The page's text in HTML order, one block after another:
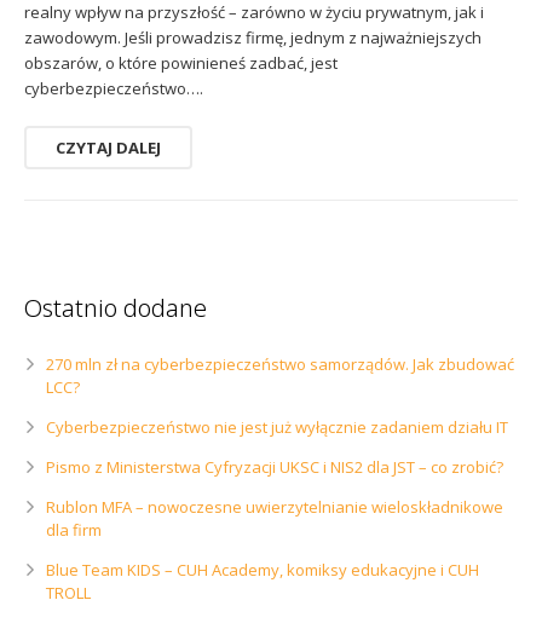
realny wpływ na przyszłość – zarówno w życiu prywatnym, jak i
zawodowym. Jeśli prowadzisz firmę, jednym z najważniejszych
obszarów, o które powinieneś zadbać, jest
cyberbezpieczeństwo….
CZYTAJ DALEJ
Ostatnio dodane
270 mln zł na cyberbezpieczeństwo samorządów. Jak zbudować
LCC?
Cyberbezpieczeństwo nie jest już wyłącznie zadaniem działu IT
Pismo z Ministerstwa Cyfryzacji UKSC i NIS2 dla JST – co zrobić?
Rublon MFA – nowoczesne uwierzytelnianie wieloskładnikowe
dla firm
Blue Team KIDS – CUH Academy, komiksy edukacyjne i CUH
TROLL